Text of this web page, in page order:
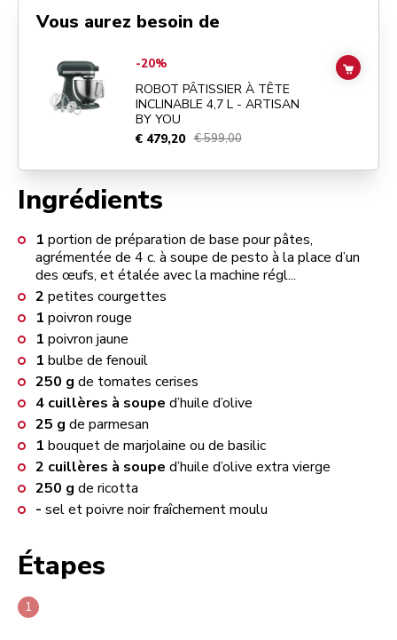
Ingrédients
1 portion de préparation de base pour pâtes,
agrémentée de 4 c. à soupe de pesto à la place d’un
des œufs, et étalée avec la machine régl...
2 petites courgettes
1 poivron rouge
1 poivron jaune
1 bulbe de fenouil
250 g de tomates cerises
4 cuillères à soupe d’huile d’olive
25 g de parmesan
1 bouquet de marjolaine ou de basilic
2 cuillères à soupe d’huile d’olive extra vierge
250 g de ricotta
- sel et poivre noir fraîchement moulu
Étapes
Vous aurez besoin de
Go toROBOT PÂTISSIER À TÊTE INCLINABLE 4,7 L - ARTISAN BY
-20%
ROBOT PÂTISSIER À TÊTE
INCLINABLE 4,7 L - ARTISAN
BY YOU
€ 479,20 € 599,00
ADD